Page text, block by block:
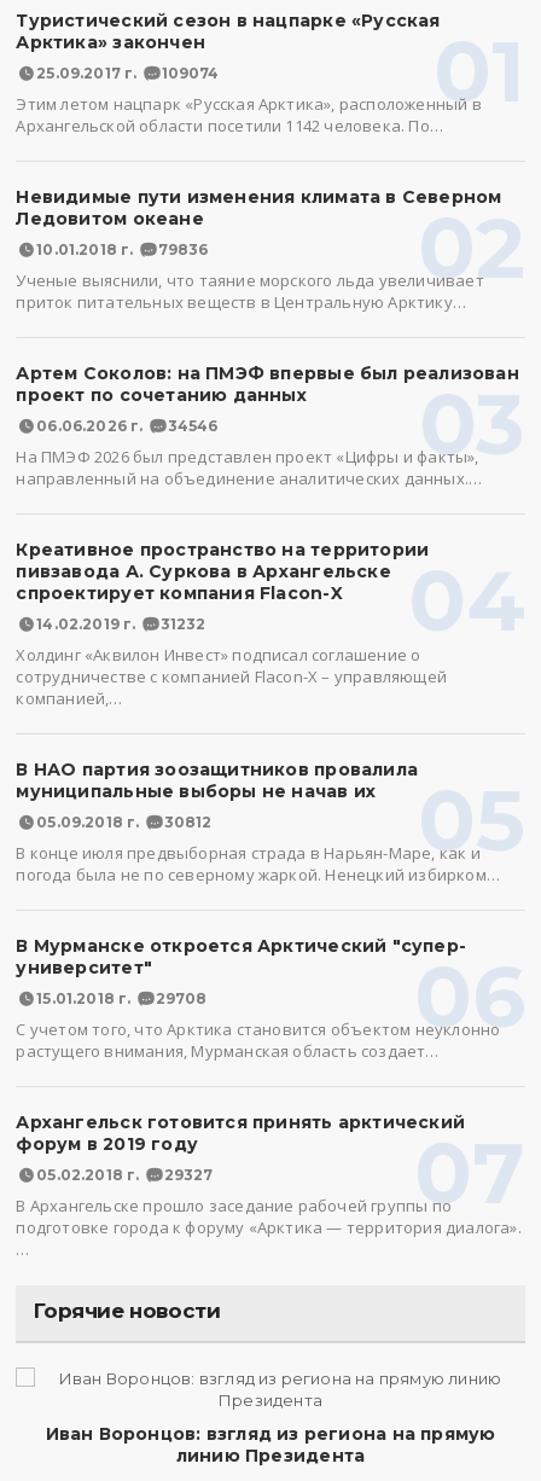
01
Туристический сезон в нацпарке «Русская
Арктика» закончен
25.09.2017 г. 109074
Этим летом нацпарк «Русская Арктика», расположенный в
Архангельской области посетили 1142 человека. По…
02
Невидимые пути изменения климата в Северном
Ледовитом океане
10.01.2018 г. 79836
Ученые выяснили, что таяние морского льда увеличивает
приток питательных веществ в Центральную Арктику…
03
Артем Соколов: на ПМЭФ впервые был реализован
проект по сочетанию данных
06.06.2026 г. 34546
На ПМЭФ 2026 был представлен проект «Цифры и факты»,
направленный на объединение аналитических данных.…
04
Креативное пространство на территории
пивзавода А. Суркова в Архангельске
спроектирует компания Flacon-X
14.02.2019 г. 31232
Холдинг «Аквилон Инвест» подписал соглашение о
сотрудничестве с компанией Flacon-X – управляющей
компанией,…
05
В НАО партия зоозащитников провалила
муниципальные выборы не начав их
05.09.2018 г. 30812
В конце июля предвыборная страда в Нарьян-Маре, как и
погода была не по северному жаркой. Ненецкий избирком…
06
В Мурманске откроется Арктический "супер-
университет"
15.01.2018 г. 29708
С учетом того, что Арктика становится объектом неуклонно
растущего внимания, Мурманская область создает…
07
Архангельск готовится принять арктический
форум в 2019 году
05.02.2018 г. 29327
В Архангельске прошло заседание рабочей группы по
подготовке города к форуму «Арктика — территория диалога».
…
Горячие новости
Иван Воронцов: взгляд из региона на прямую
линию Президента